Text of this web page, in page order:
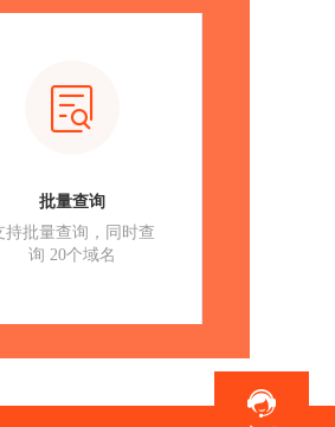
批量查询
持批量查询，同时查
询 20个域名